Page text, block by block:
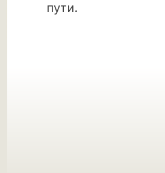
пути.